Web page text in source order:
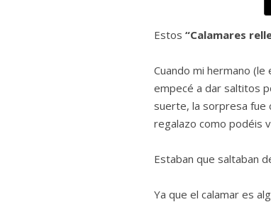
Estos “Calamares
Cuando mi hermano
empecé a dar saltitos
suerte, la sorpresa fue
regalazo como podéis
Estaban que saltaban
Ya que el calamar es